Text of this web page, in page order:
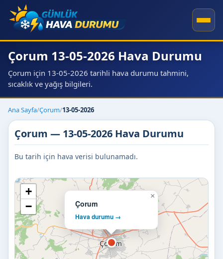
Çorum 13-05-2026 Hava Durumu
Çorum için 13-05-2026 tarihli hava durumu tahmini,
sıcaklık ve yağış bilgileri.
Ana Sayfa/Çorum/13-05-2026
Çorum — 13-05-2026 Hava Durumu
Bu tarih için hava verisi bulunamadı.
Çorum
Hava durumu →
×
+
−